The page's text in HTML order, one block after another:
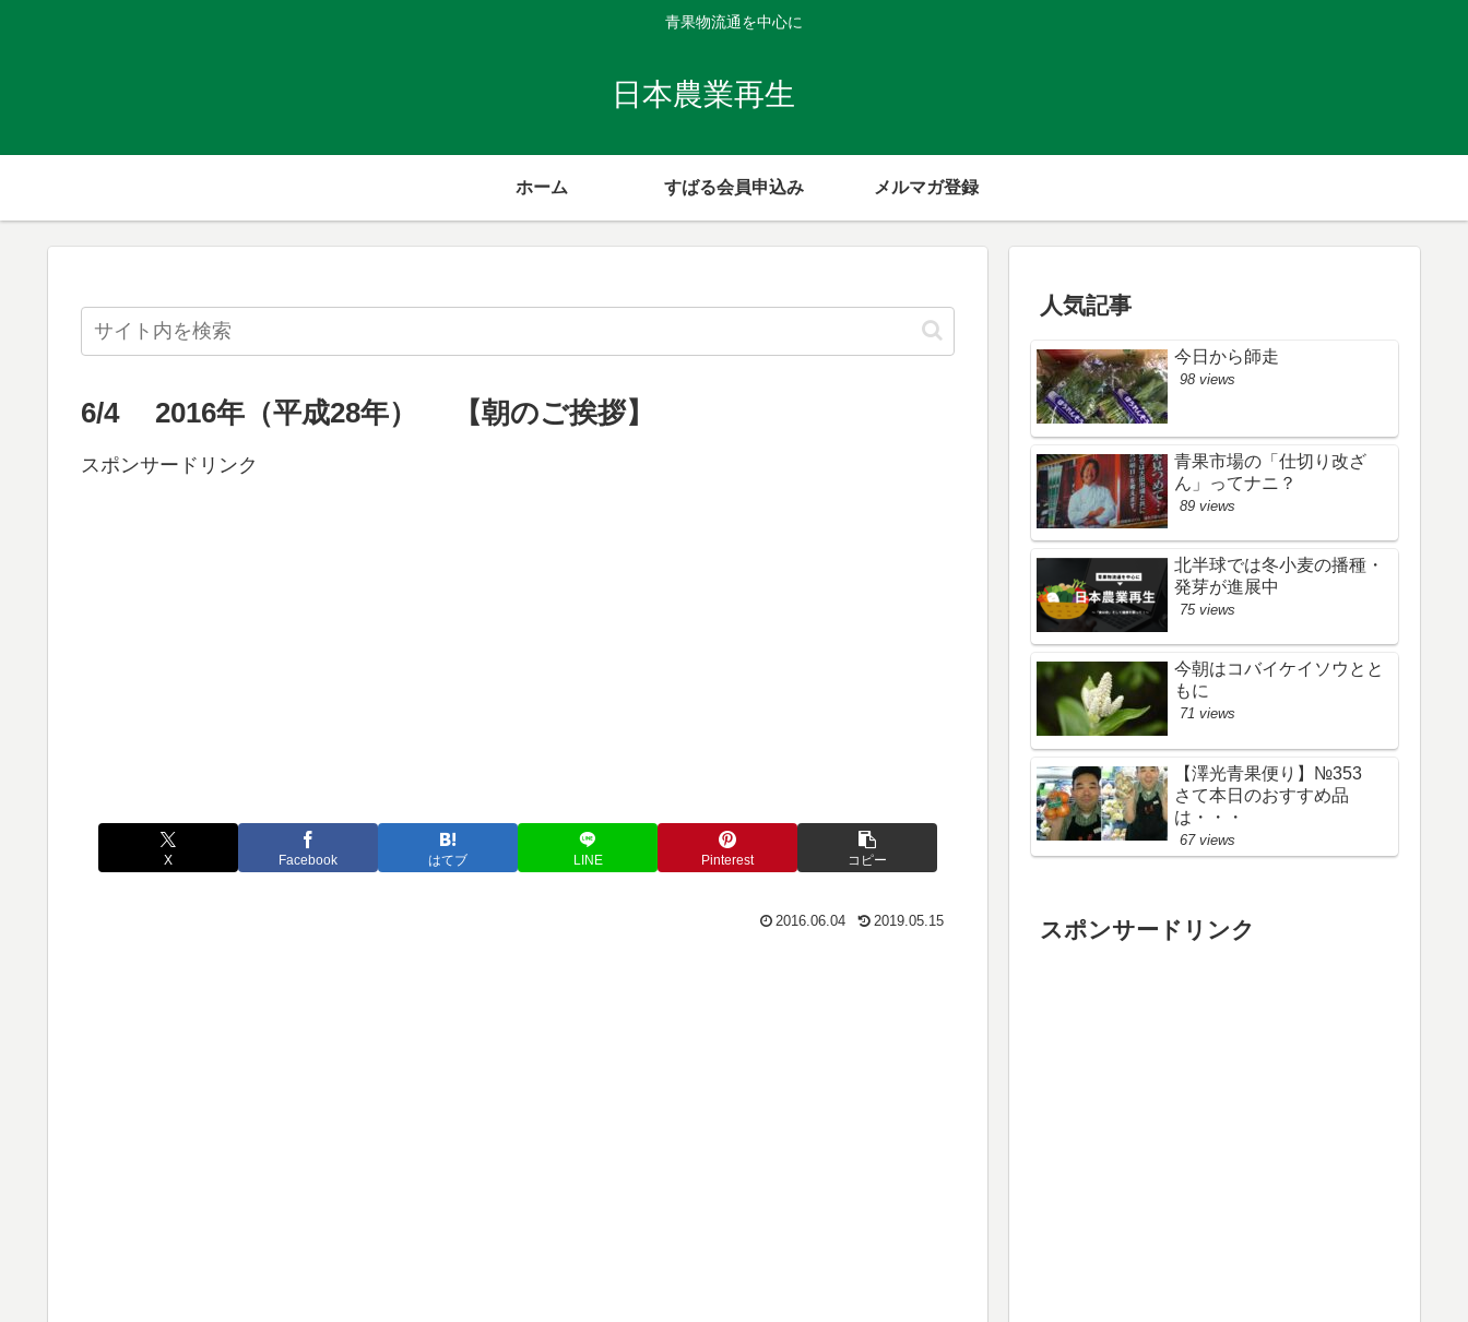
青果物流通を中心に
日本農業再生
ホーム すばる会員申込み メルマガ登録
6/4 2016年（平成28年） 【朝のご挨拶】
スポンサードリンク
X Facebook はてブ LINE Pinterest コピー
2016.06.04 2019.05.15
人気記事
今日から師走
98 views
青果市場の「仕切り改ざ
ん」ってナニ？
89 views
北半球では冬小麦の播種・
発芽が進展中
75 views
今朝はコバイケイソウとと
もに
71 views
【澤光青果便り】№353
さて本日のおすすめ品
は・・・
67 views
スポンサードリンク